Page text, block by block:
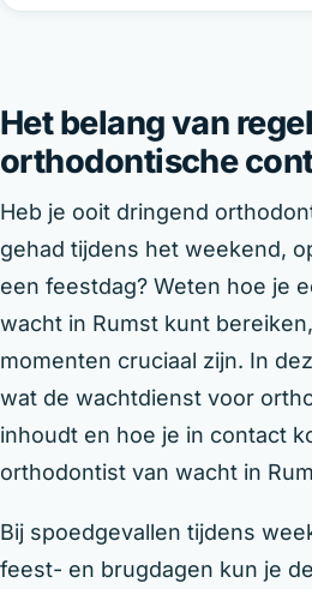
Het belang van
orthodontische
Heb je ooit dringend
gehad tijdens het weekend,
een feestdag? Weten hoe je
wacht in Rumst kunt
momenten cruciaal zijn. In
wat de wachtdienst voor
inhoudt en hoe je in contact
orthodontist van wacht in
Bij spoedgevallen tijdens
feest- en brugdagen kun je